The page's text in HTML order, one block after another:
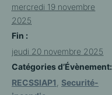
mercredi 19 novembre
2025
Fin :
jeudi 20 novembre 2025
Catégories d’Évènement:
RECSSIAP1
Securité-